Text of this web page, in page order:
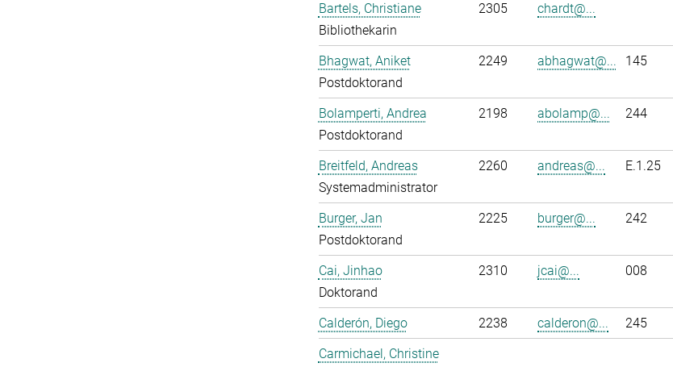
Bartels, Christiane
Bibliothekarin
2305 chardt@...
Bhagwat, Aniket
Postdoktorand
2249 abhagwat@... 145
Bolamperti, Andrea
Postdoktorand
2198 abolamp@... 244
Breitfeld, Andreas
Systemadministrator
2260 andreas@... E.1.25
Burger, Jan
Postdoktorand
2225 burger@... 242
Cai, Jinhao
Doktorand
2310 jcai@... 008
Calderón, Diego
2238 calderon@... 245
Carmichael, Christine